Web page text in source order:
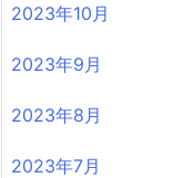
2023年10月
2023年9月
2023年8月
2023年7月